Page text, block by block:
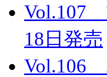
Vol.107
18日発売
Vol.106